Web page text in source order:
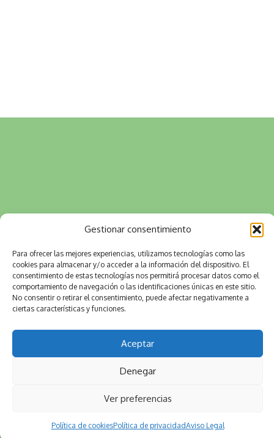
Gestionar consentimiento
Para ofrecer las mejores experiencias, utilizamos tecnologías como las
cookies para almacenar y/o acceder a la información del dispositivo. El
consentimiento de estas tecnologías nos permitirá procesar datos como el
comportamiento de navegación o las identificaciones únicas en este sitio.
No consentir o retirar el consentimiento, puede afectar negativamente a
ciertas características y funciones.
Aceptar
Denegar
Ver preferencias
Política de cookiesPolítica de privacidadAviso Legal